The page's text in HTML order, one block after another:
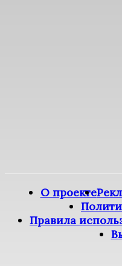
О проекте
Правила